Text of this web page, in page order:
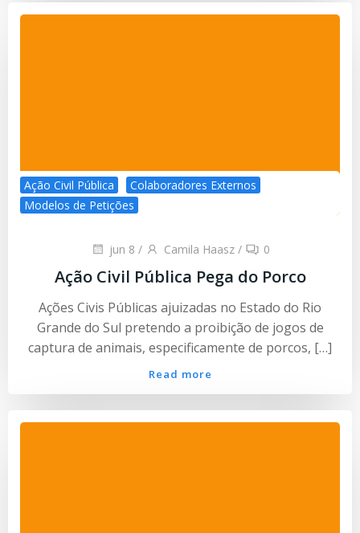
Ação Civil Pública
Colaboradores Externos
Modelos de Petições
jun 8 / Camila Haasz / 0
Ação Civil Pública Pega do Porco
Ações Civis Públicas ajuizadas no Estado do Rio
Grande do Sul pretendo a proibição de jogos de
captura de animais, especificamente de porcos, […]
Read more